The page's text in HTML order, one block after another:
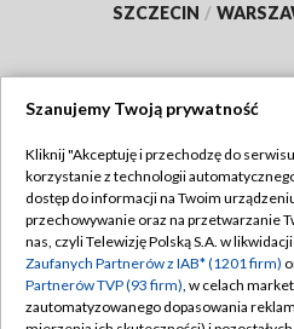
SZCZECIN /
Abonament TVP
Emisja w TVP
Centrum informacji TVP
Polityka
Moje
Szanujemy Twoją prywatność
Kliknij "Akceptuję i przechodzę do
korzystanie z technologii
dostęp do informacji na Twoim
przechowywanie oraz na przetwarzanie
nas, czyli Telewizję Polską S.A. w
Zaufanych Partnerów z IAB* (1201 firm)
Partnerów TVP (93 firm), w celach
zautomatyzowanego dopasowania